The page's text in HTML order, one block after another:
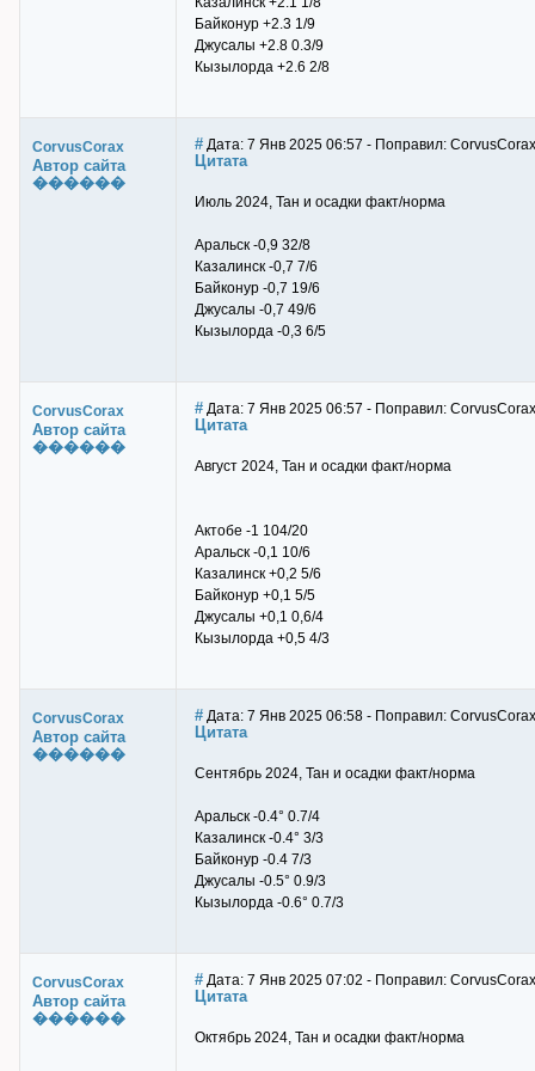
Байконур +2.3 1/9
Джусалы +2.8 0.3/9
Кызылорда +2.6 2/8
CorvusCorax
Автор сайта
������
# Дата: 7 Янв 2025 06:57 - Поправил: CorvusCorax
Цитата
Июль 2024, Тан и осадки факт/норма
Аральск -0,9 32/8
Казалинск -0,7 7/6
Байконур -0,7 19/6
Джусалы -0,7 49/6
Кызылорда -0,3 6/5
CorvusCorax
Автор сайта
������
# Дата: 7 Янв 2025 06:57 - Поправил: CorvusCorax
Цитата
Август 2024, Тан и осадки факт/норма
Актобе -1 104/20
Аральск -0,1 10/6
Казалинск +0,2 5/6
Байконур +0,1 5/5
Джусалы +0,1 0,6/4
Кызылорда +0,5 4/3
CorvusCorax
Автор сайта
������
# Дата: 7 Янв 2025 06:58 - Поправил: CorvusCorax
Цитата
Сентябрь 2024, Тан и осадки факт/норма
Аральск -0.4° 0.7/4
Казалинск -0.4° 3/3
Байконур -0.4 7/3
Джусалы -0.5° 0.9/3
Кызылорда -0.6° 0.7/3
CorvusCorax
Автор сайта
������
# Дата: 7 Янв 2025 07:02 - Поправил: CorvusCorax
Цитата
Октябрь 2024, Тан и осадки факт/норма